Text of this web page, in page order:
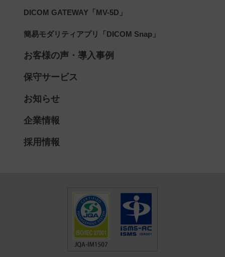
DICOM GATEWAY「MV-5D」
簡易モダリティアプリ「DICOM Snap」
お客様の声・導入事例
保守サービス
お知らせ
企業情報
採用情報